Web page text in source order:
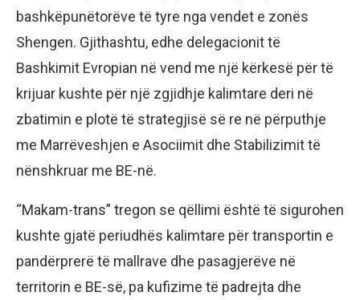
bashkëpunëtorëve të tyre nga vendet e zonës
Shengen. Gjithashtu, edhe delegacionit të
Bashkimit Evropian në vend me një kërkesë për të
krijuar kushte për një zgjidhje kalimtare deri në
zbatimin e plotë të strategjisë së re në përputhje
me Marrëveshjen e Asociimit dhe Stabilizimit të
nënshkruar me BE-në.
“Makam-trans” tregon se qëllimi është të sigurohen
kushte gjatë periudhës kalimtare për transportin e
pandërprerë të mallrave dhe pasagjerëve në
territorin e BE-së, pa kufizime të padrejta dhe